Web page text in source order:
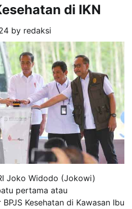
di IKN
by redaksi
Joko Widodo (Jokowi)
pertama atau
Kesehatan di Kawasan Ibu